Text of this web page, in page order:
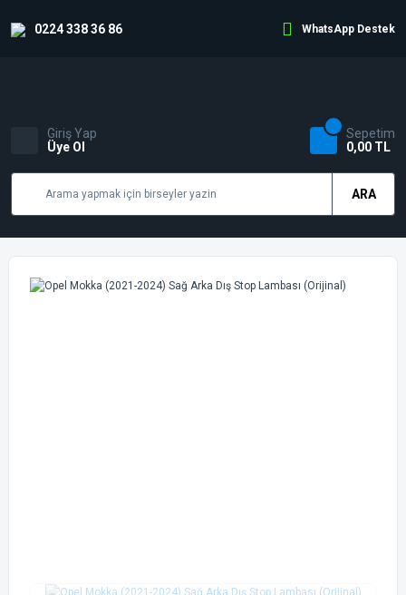
0224 338 36 86 WhatsApp Destek
ARA
Giriş Yap
Üye Ol
Sepetim
0,00 TL